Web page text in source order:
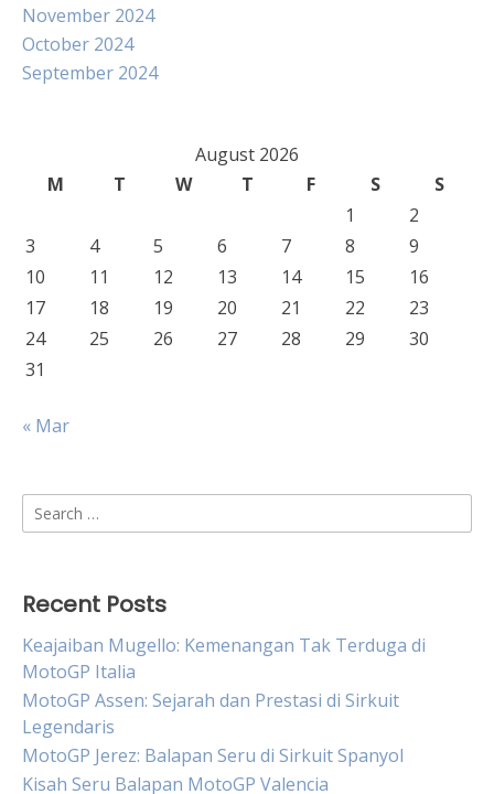
November 2024
October 2024
September 2024
August 2026
M
T W T F S
S
1
2
3
4 5 6 7 8
9
10
11 12 13 14 15
16
17
18 19 20 21 22
23
24
25 26 27 28 29
30
31
« Mar
Search
for:
Recent Posts
Keajaiban Mugello: Kemenangan Tak Terduga di
MotoGP Italia
MotoGP Assen: Sejarah dan Prestasi di Sirkuit
Legendaris
MotoGP Jerez: Balapan Seru di Sirkuit Spanyol
Kisah Seru Balapan MotoGP Valencia